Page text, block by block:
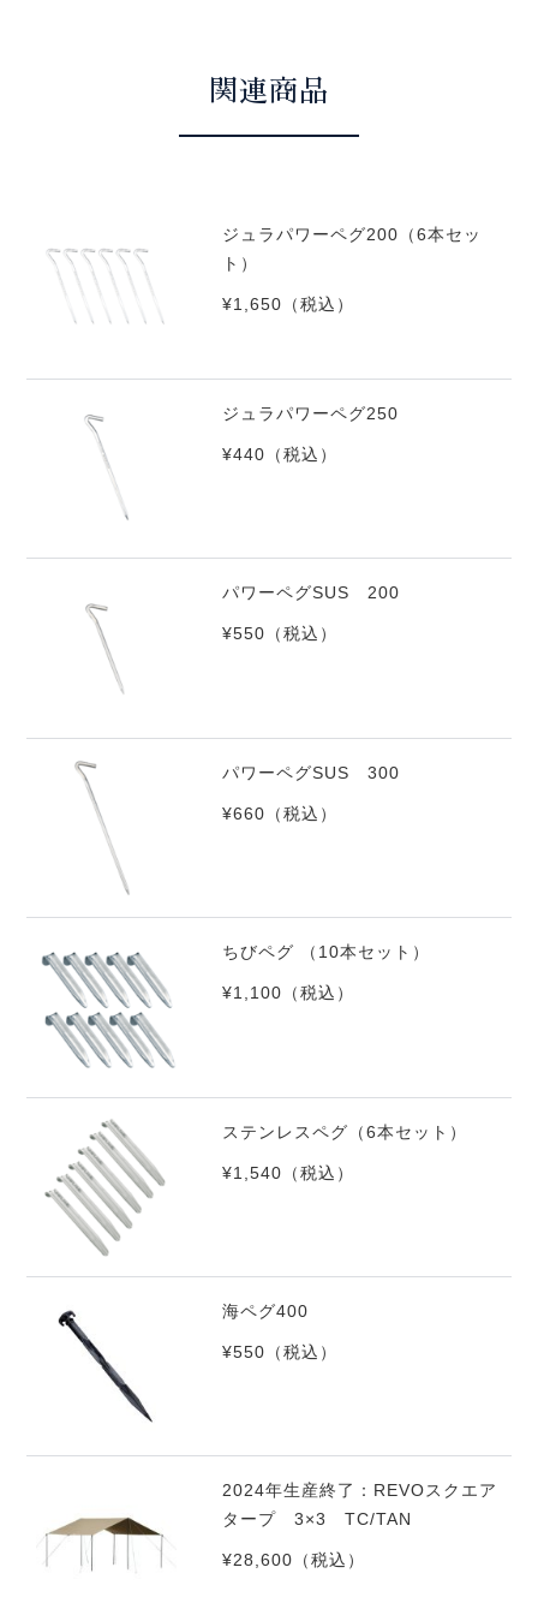
関連商品
ジュラパワーペグ200（6本セッ
ト）
¥1,650 （税込）
ジュラパワーペグ250
¥440 （税込）
パワーペグSUS 200
¥550 （税込）
パワーペグSUS 300
¥660 （税込）
ちびペグ （10本セット）
¥1,100 （税込）
ステンレスペグ（6本セット）
¥1,540 （税込）
海ペグ400
¥550 （税込）
2024年生産終了：REVOスクエア
タープ 3×3 TC/TAN
¥28,600 （税込）